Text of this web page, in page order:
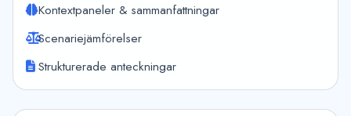
Kontextpaneler & sammanfattningar
Scenariejämförelser
Strukturerade anteckningar